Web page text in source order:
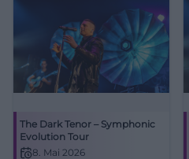
The Dark Tenor – Symphonic
Evolution Tour
8. Mai 2026